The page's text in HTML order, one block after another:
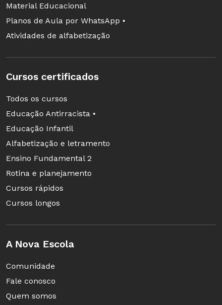
Material Educacional
Planos de Aula por WhatsApp •
Atividades de alfabetização
Cursos certificados
Todos os cursos
Educação Antirracista •
Educação Infantil
Alfabetização e letramento
Ensino Fundamental 2
Rotina e planejamento
Cursos rápidos
Cursos longos
A Nova Escola
Comunidade
Fale conosco
Quem somos